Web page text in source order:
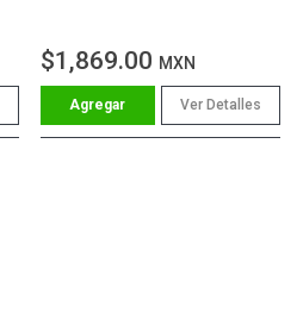
$1,869.00 MXN
Ver Detalles